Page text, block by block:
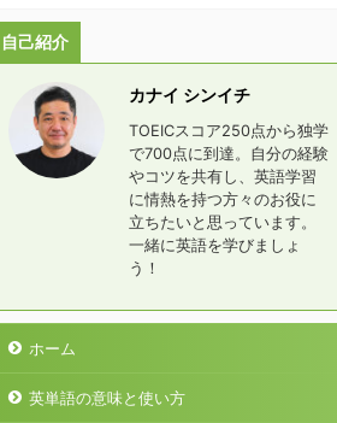
自己紹介
カナイ シンイチ
TOEICスコア250点から独学
で700点に到達。自分の経験
やコツを共有し、英語学習
に情熱を持つ方々のお役に
立ちたいと思っています。
一緒に英語を学びましょ
う！
ホーム
英単語の意味と使い方